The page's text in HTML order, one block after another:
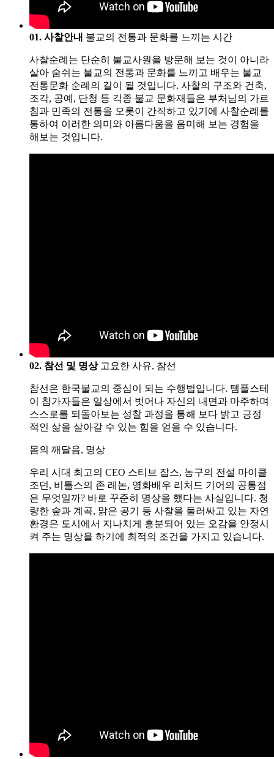
01. 사찰안내 불교의 전통과 문화를 느끼는 시간
사찰순례는 단순히 불교사원을 방문해 보는 것이 아니라
살아 숨쉬는 불교의 전통과 문화를 느끼고 배우는 불교
전통문화 순례의 길이 될 것입니다. 사찰의 구조와 건축,
조각, 공예, 단청 등 각종 불교 문화재들은 부처님의 가르
침과 민족의 전통을 오롯이 간직하고 있기에 사찰순례를
통하여 이러한 의미와 아름다움을 음미해 보는 경험을
해보는 것입니다.
02. 참선 및 명상 고요한 사유, 참선
참선은 한국불교의 중심이 되는 수행법입니다. 템플스테
이 참가자들은 일상에서 벗어나 자신의 내면과 마주하며
스스로를 되돌아보는 성찰 과정을 통해 보다 밝고 긍정
적인 삶을 살아갈 수 있는 힘을 얻을 수 있습니다.
몸의 깨달음, 명상
우리 시대 최고의 CEO 스티브 잡스, 농구의 전설 마이클
조던, 비틀스의 존 레논, 영화배우 리처드 기어의 공통점
은 무엇일까? 바로 꾸준히 명상을 했다는 사실입니다. 청
량한 숲과 계곡, 맑은 공기 등 사찰을 둘러싸고 있는 자연
환경은 도시에서 지나치게 흥분되어 있는 오감을 안정시
켜 주는 명상을 하기에 최적의 조건을 가지고 있습니다.